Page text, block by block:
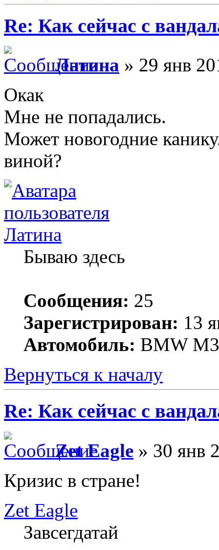
Re: Как сейчас с
Латина » 29 янв
Окак
Мне не попадались.
Может новогодние
виной?
Латина
Бываю здесь
Сообщения: 25
Зарегистрирован: 13
Автомобиль: BMW M3
Вернуться к началу
Re: Как сейчас с
Zet Eagle » 30 янв
Кризис в стране!
Zet Eagle
Завсегдатай